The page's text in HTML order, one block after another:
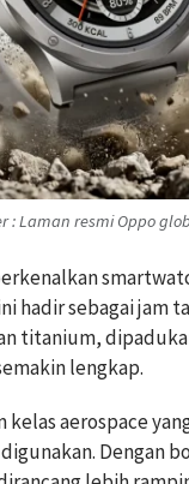
: Laman resmi Oppo
hadir sebagai jam
titanium,
lengkap.
aerospace
Dengan